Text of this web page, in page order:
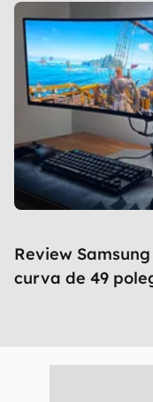
Review
curva de 49